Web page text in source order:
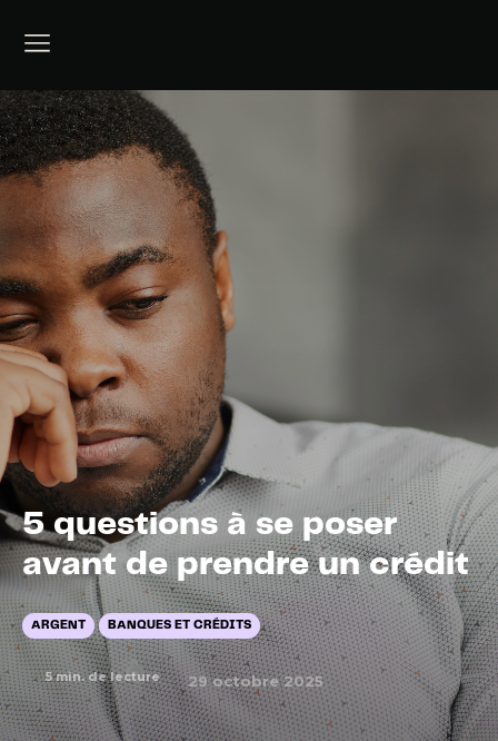
5 questions à se poser
avant de prendre un crédit
ARGENT BANQUES ET CRÉDITS
5min. de lecture 29 octobre 2025